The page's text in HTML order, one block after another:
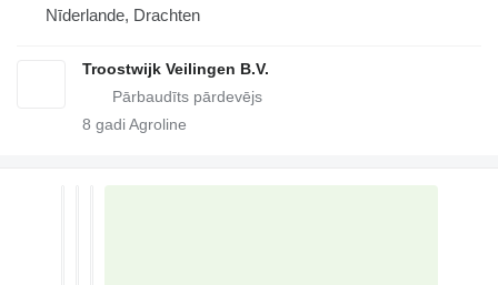
Nīderlande, Drachten
Troostwijk Veilingen B.V.
8 gadi Agroline